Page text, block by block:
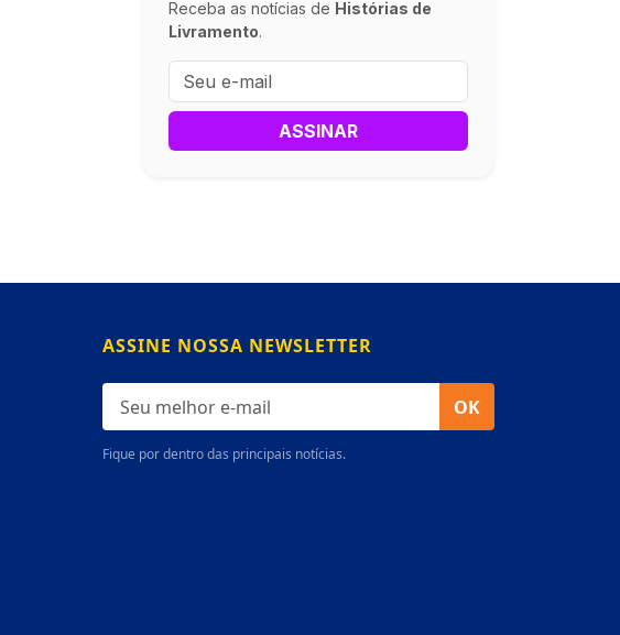
Receba as notícias de Histórias de
Livramento.
ASSINAR
ASSINE NOSSA NEWSLETTER
OK
Fique por dentro das principais notícias.